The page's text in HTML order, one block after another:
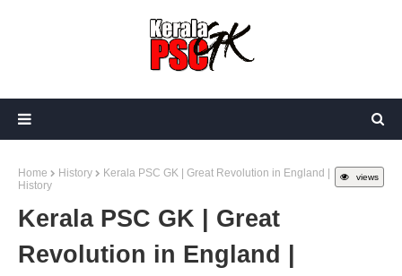
views
Home History
Kerala PSC GK | Great Revolution in England |
History
Kerala PSC GK | Great
Revolution in England |